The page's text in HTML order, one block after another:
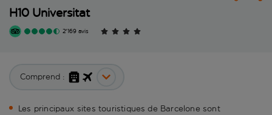
H10 Universitat
2'169 avis
Comprend :
Les principaux sites touristiques de Barcelone sont